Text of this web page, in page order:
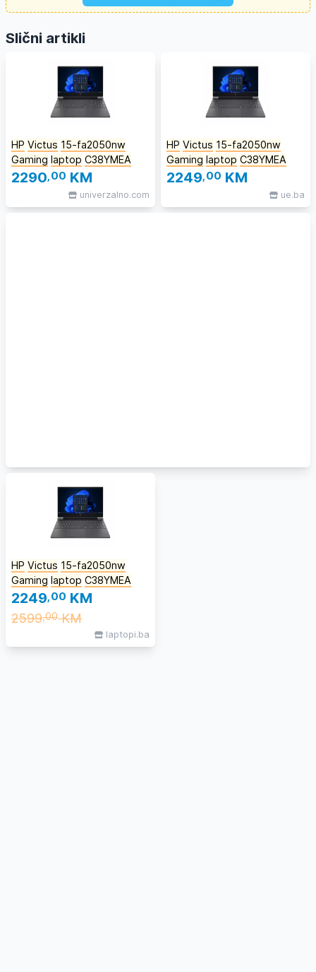
Slični artikli
HP Victus 15-fa2050nw
Gaming laptop C38YMEA
2290,00 KM
univerzalno.com
HP Victus 15-fa2050nw
Gaming laptop C38YMEA
2249,00 KM
ue.ba
HP Victus 15-fa2050nw
Gaming laptop C38YMEA
2249,00 KM
2599,00KM
laptopi.ba